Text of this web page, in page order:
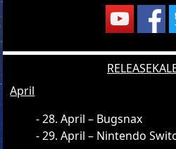
April
28. April – Bugsnax
29. April – Nintendo